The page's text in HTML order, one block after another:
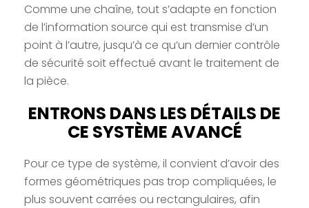
Comme une chaîne, tout s’adapte en fonction
de l’information source qui est transmise d’un
point à l’autre, jusqu’à ce qu’un dernier contrôle
de sécurité soit effectué avant le traitement de
la pièce.
ENTRONS DANS LES DÉTAILS DE
CE SYSTÈME AVANCÉ
Pour ce type de système, il convient d’avoir des
formes géométriques pas trop compliquées, le
plus souvent carrées ou rectangulaires, afin